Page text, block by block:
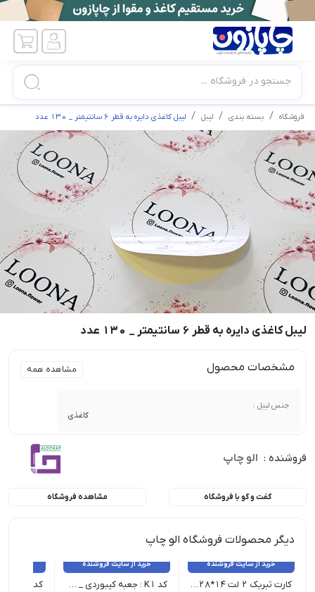
جستجو در فروشگاه ...
فروشگاه بسته بندی لیبل لیبل کاغذی دایره به قطر 6 سانتیمتر _ 130 عدد
لیبل کاغذی دایره به قطر 6 سانتیمتر _ 130 عدد
مشخصات محصول مشاهده همه
جنس لیبل :
کاغذی
فروشنده : الو چاپ
گفت و گو با فروشگاه مشاهده فروشگاه
دیگر محصولات فروشگاه الو چاپ
خرید از سایت فروشنده
کارت تبریک 2 لت 14*28 _ 100 عدد
خرید از سایت فروشنده
کد K1 : جعبه کیبوردی _ 25 عدد